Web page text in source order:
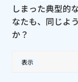
しまった典型的
なたも、同じよ
か？
表示